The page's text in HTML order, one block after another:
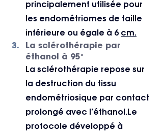
principalement utilisée pour
les endométriomes de taille
inférieure ou égale à 6 cm.
La sclérothérapie par
éthanol à 95°
La sclérothérapie repose sur
la destruction du tissu
endométriosique par contact
prolongé avec l’éthanol.Le
protocole développé à